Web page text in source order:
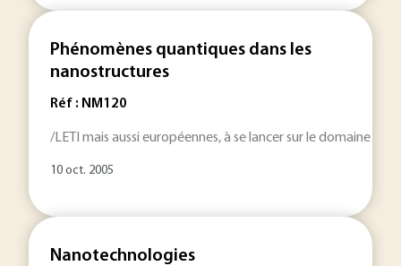
Phénomènes quantiques dans les
nanostructures
Réf : NM120
/LETI mais aussi européennes, à se lancer sur le domaine de
10 oct. 2005
Nanotechnologies